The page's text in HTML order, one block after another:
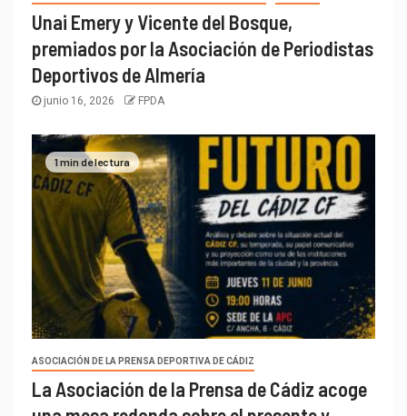
Unai Emery y Vicente del Bosque,
premiados por la Asociación de Periodistas
Deportivos de Almería
junio 16, 2026 FPDA
1 min de lectura
ASOCIACIÓN DE LA PRENSA DEPORTIVA DE CÁDIZ
La Asociación de la Prensa de Cádiz acoge